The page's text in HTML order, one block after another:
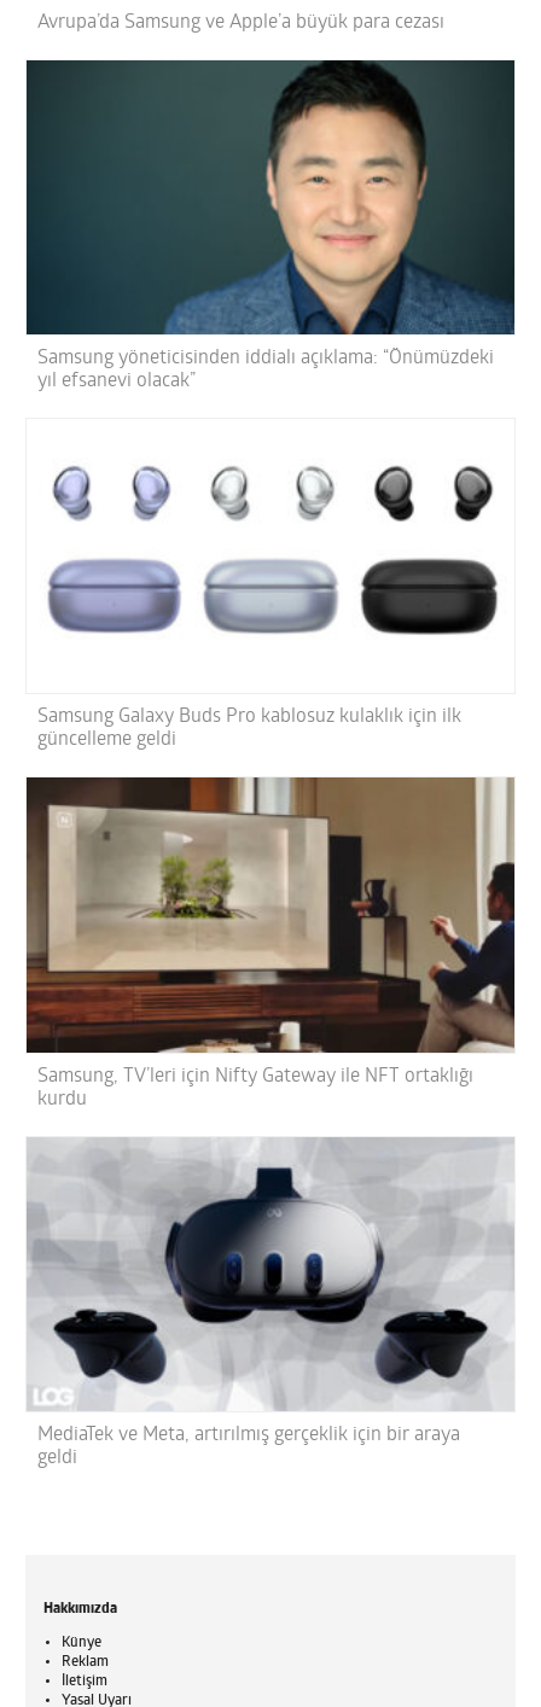
Avrupa’da Samsung ve Apple’a büyük para cezası
Samsung yöneticisinden iddialı açıklama: “Önümüzdeki
yıl efsanevi olacak”
Samsung Galaxy Buds Pro kablosuz kulaklık için ilk
güncelleme geldi
Samsung, TV’leri için Nifty Gateway ile NFT ortaklığı
kurdu
MediaTek ve Meta, artırılmış gerçeklik için bir araya
geldi
Hakkımızda
Künye
Reklam
İletişim
Yasal Uyarı